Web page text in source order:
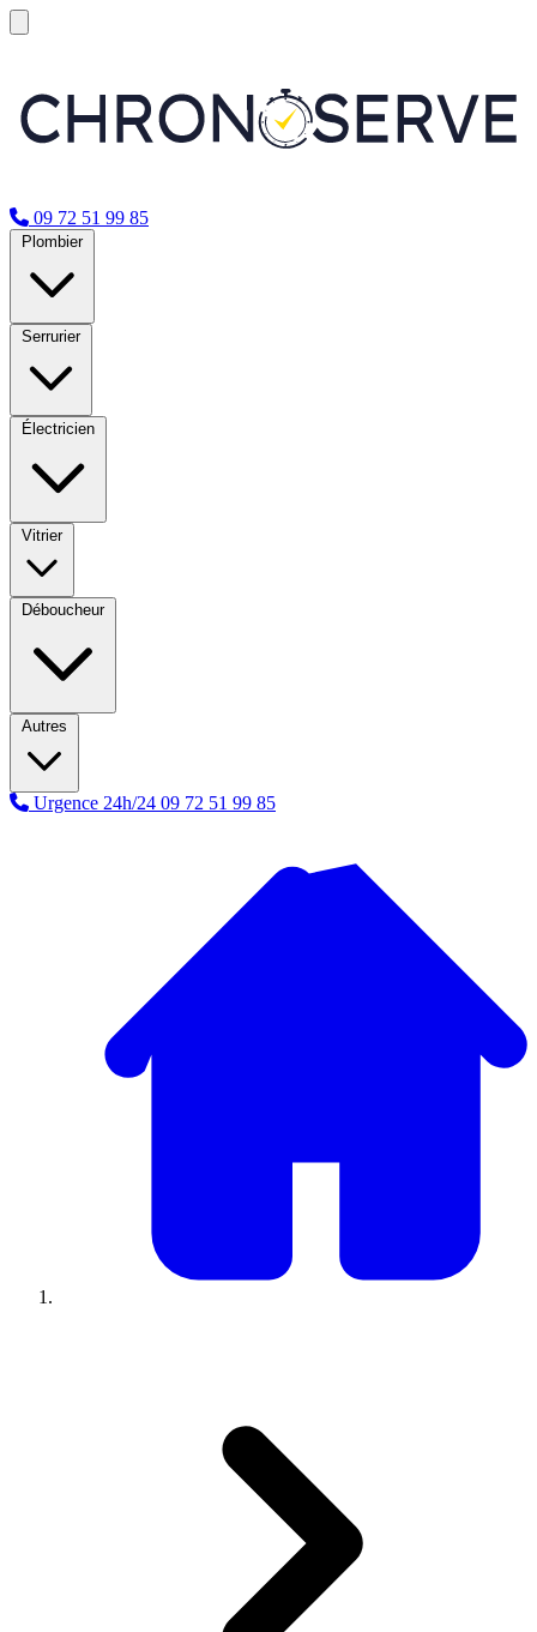
09 72 51 99 85
Plombier
Serrurier
Électricien
Vitrier
Déboucheur
Autres
Urgence 24h/24 09 72 51 99 85